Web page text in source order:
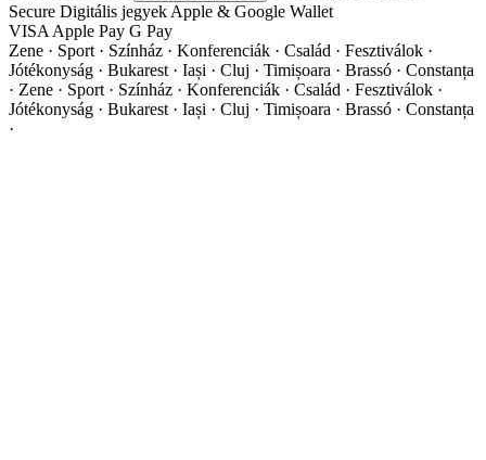
Secure Digitális jegyek Apple & Google Wallet
VISA Apple Pay G Pay
Zene · Sport · Színház · Konferenciák · Család · Fesztiválok ·
Jótékonyság · Bukarest · Iași · Cluj · Timișoara · Brassó · Constanța
· Zene · Sport · Színház · Konferenciák · Család · Fesztiválok ·
Jótékonyság · Bukarest · Iași · Cluj · Timișoara · Brassó · Constanța
·